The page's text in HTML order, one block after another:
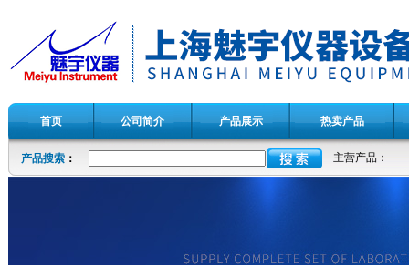
首页 公司简介 产品展示 热卖产品
产品搜索 ： 主营产品：